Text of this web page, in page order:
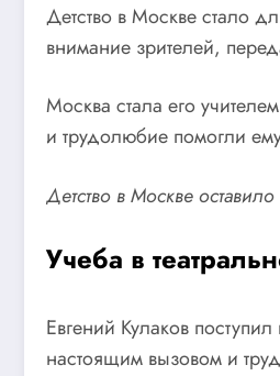
Детство в Москве стало
внимание зрителей,
Москва стала его
и трудолюбие помогли
Детство в Москве
Учеба в
Евгений Кулаков
настоящим вызовом и